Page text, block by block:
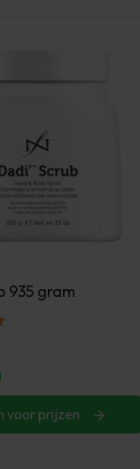
935 gram
voor prijzen